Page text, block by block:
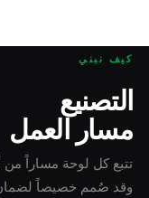
كيف نبني
التصنيع
مسار العمل
تتبع كل لوحة مساراً
وقد صُمم خصيصاً لضمان